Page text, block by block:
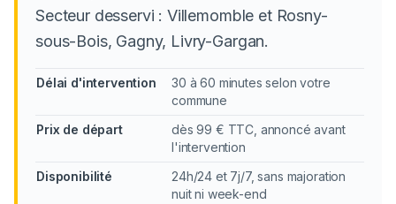
Secteur desservi : Villemomble et Rosny-
sous-Bois, Gagny, Livry-Gargan.
Délai d'intervention
30 à 60 minutes selon votre
commune
Prix de départ
dès 99 € TTC, annoncé avant
l'intervention
Disponibilité
24h/24 et 7j/7, sans majoration
nuit ni week-end